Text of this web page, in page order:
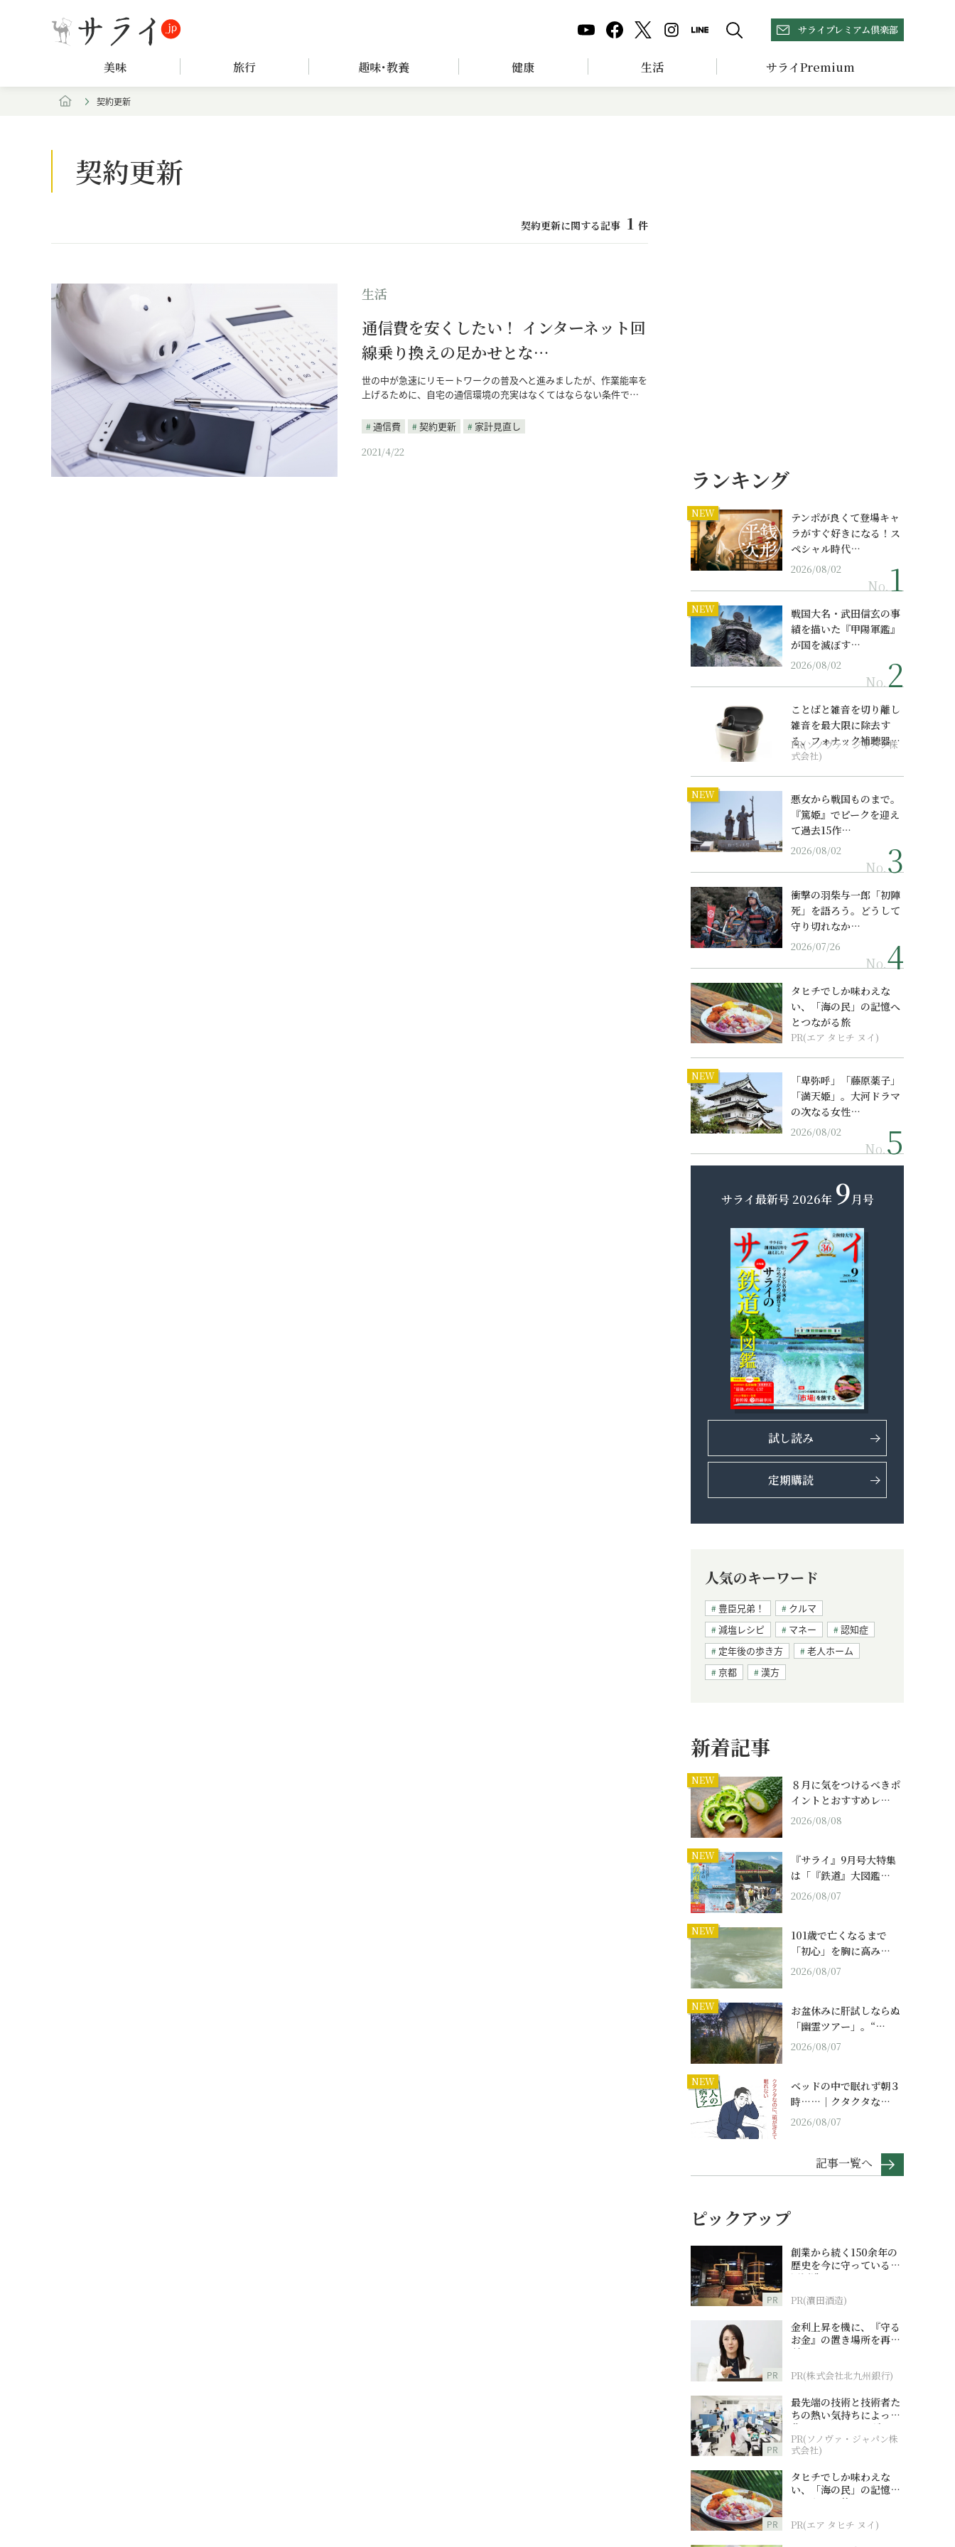
サライプレミアム倶楽部
美味 旅行 趣味･教養 健康 生活 サライPremium
契約更新
契約更新
契約更新に関する記事 1 件
生活
通信費を安くしたい！ インターネット回
線乗り換えの足かせとな…
世の中が急速にリモートワークの普及へと進みましたが、作業能率を
上げるために、自宅の通信環境の充実はなくてはならない条件で…
通信費 契約更新
家計見直し
2021/4/22
ランキング
NEW
テンポが良くて登場キャ
ラがすぐ好きになる！ス
ペシャル時代…
2026/08/02
No.
NEW
戦国大名・武田信玄の事
績を描いた『甲陽軍鑑』
が国を滅ぼす…
2026/08/02
No.
ことばと雑音を切り離し
雑音を最大限に除去す
る、フォナック補聴器の
最上位モデル
PR(ソノヴァ・ジャパン株
式会社)
NEW
悪女から戦国ものまで。
『篤姫』でピークを迎え
て過去15作…
2026/08/02
No.
衝撃の羽柴与一郎「初陣
死」を語ろう。どうして
守り切れなか…
2026/07/26
No.
タヒチでしか味わえな
い、「海の民」の記憶へ
とつながる旅
PR(エア タヒチ ヌイ)
NEW
「卑弥呼」「藤原薬子」
「満天姫」。大河ドラマ
の次なる女性…
2026/08/02
No.
サライ最新号 2026年 9月号
試し読み
定期購読
人気のキーワード
豊臣兄弟！
クルマ
減塩レシピ
マネー
認知症
定年後の歩き方
老人ホーム
京都
漢方
新着記事
NEW
８月に気をつけるべきポ
イントとおすすめレ…
2026/08/08
NEW
『サライ』9月号大特集
は「『鉄道』大図鑑…
2026/08/07
NEW
101歳で亡くなるまで
「初心」を胸に高み…
2026/08/07
NEW
お盆休みに肝試しならぬ
「幽霊ツアー」。“…
2026/08/07
NEW
ベッドの中で眠れず朝３
時……｜クタクタな…
2026/08/07
記事一覧へ
ピックアップ
PR
創業から続く150余年の
歴史を今に守っている濵
田酒造
PR(濵田酒造)
PR
金利上昇を機に、『守る
お金』の置き場所を再検
討
PR(株式会社北九州銀行)
PR
最先端の技術と技術者た
ちの熱い気持ちによって
作られているオーダーメ
イド補聴器
PR(ソノヴァ・ジャパン株
式会社)
PR
タヒチでしか味わえな
い、「海の民」の記憶へ
とつながる旅
PR(エア タヒチ ヌイ)